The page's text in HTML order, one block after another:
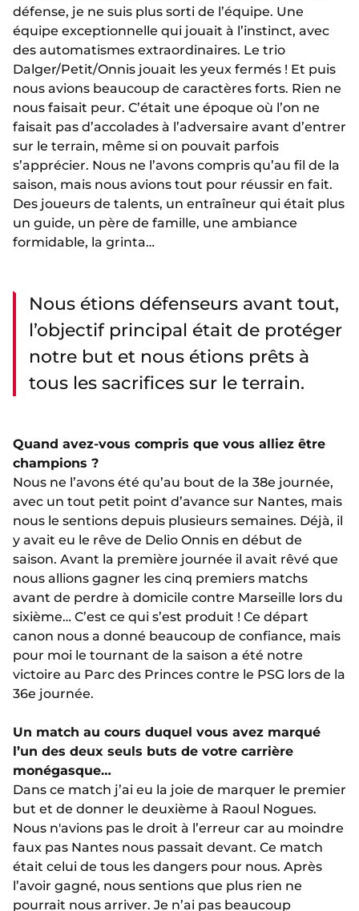
défense, je ne suis plus sorti de l’équipe. Une
équipe exceptionnelle qui jouait à l’instinct, avec
des automatismes extraordinaires. Le trio
Dalger/Petit/Onnis jouait les yeux fermés ! Et puis
nous avions beaucoup de caractères forts. Rien ne
nous faisait peur. C’était une époque où l’on ne
faisait pas d’accolades à l’adversaire avant d’entrer
sur le terrain, même si on pouvait parfois
s’apprécier. Nous ne l’avons compris qu’au fil de la
saison, mais nous avions tout pour réussir en fait.
Des joueurs de talents, un entraîneur qui était plus
un guide, un père de famille, une ambiance
formidable, la grinta…
Nous étions défenseurs avant tout,
l’objectif principal était de protéger
notre but et nous étions prêts à
tous les sacrifices sur le terrain.
Quand avez-vous compris que vous alliez être
champions ?
Nous ne l’avons été qu’au bout de la 38e journée,
avec un tout petit point d’avance sur Nantes, mais
nous le sentions depuis plusieurs semaines. Déjà, il
y avait eu le rêve de Delio Onnis en début de
saison. Avant la première journée il avait rêvé que
nous allions gagner les cinq premiers matchs
avant de perdre à domicile contre Marseille lors du
sixième… C’est ce qui s’est produit ! Ce départ
canon nous a donné beaucoup de confiance, mais
pour moi le tournant de la saison a été notre
victoire au Parc des Princes contre le PSG lors de la
36e journée.
Un match au cours duquel vous avez marqué
l’un des deux seuls buts de votre carrière
monégasque…
Dans ce match j’ai eu la joie de marquer le premier
but et de donner le deuxième à Raoul Nogues.
Nous n'avions pas le droit à l’erreur car au moindre
faux pas Nantes nous passait devant. Ce match
était celui de tous les dangers pour nous. Après
l’avoir gagné, nous sentions que plus rien ne
pourrait nous arriver. Je n’ai pas beaucoup